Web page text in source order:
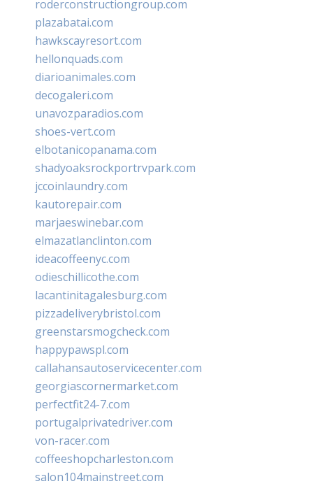
roderconstructiongroup.com
plazabatai.com
hawkscayresort.com
hellonquads.com
diarioanimales.com
decogaleri.com
unavozparadios.com
shoes-vert.com
elbotanicopanama.com
shadyoaksrockportrvpark.com
jccoinlaundry.com
kautorepair.com
marjaeswinebar.com
elmazatlanclinton.com
ideacoffeenyc.com
odieschillicothe.com
lacantinitagalesburg.com
pizzadeliverybristol.com
greenstarsmogcheck.com
happypawspl.com
callahansautoservicecenter.com
georgiascornermarket.com
perfectfit24-7.com
portugalprivatedriver.com
von-racer.com
coffeeshopcharleston.com
salon104mainstreet.com